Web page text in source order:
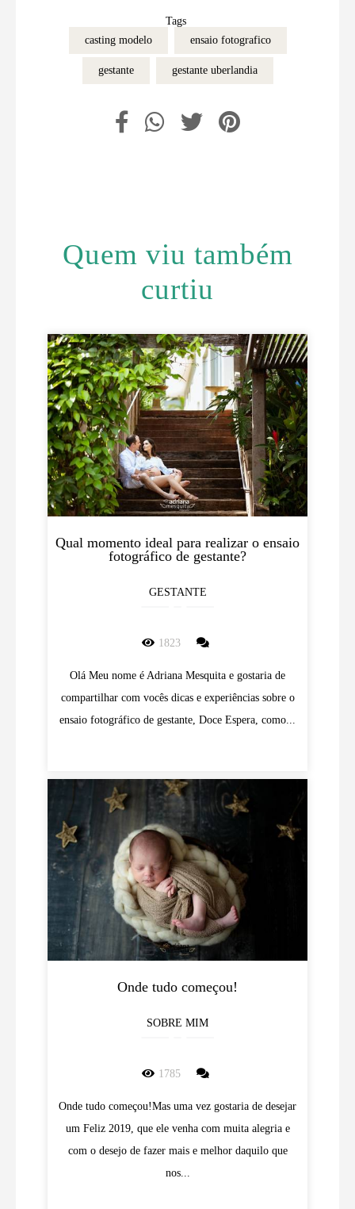
Tags
casting modelo
ensaio fotografico
gestante gestante uberlandia
Quem viu também
curtiu
Qual momento ideal para realizar o ensaio
fotográfico de gestante?
GESTANTE
1823
Olá Meu nome é Adriana Mesquita e gostaria de
compartilhar com vocês dicas e experiências sobre o
ensaio fotográfico de gestante, Doce Espera, como...
Onde tudo começou!
SOBRE MIM
1785
Onde tudo começou!Mas uma vez gostaria de desejar
um Feliz 2019, que ele venha com muita alegria e
com o desejo de fazer mais e melhor daquilo que
nos...